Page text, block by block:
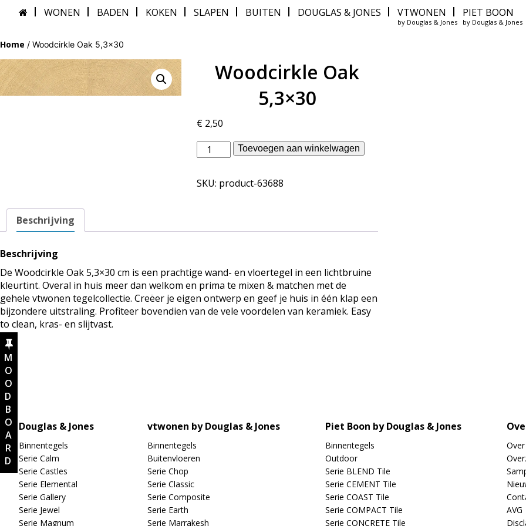
WONEN BADEN KOKEN SLAPEN BUITEN DOUGLAS & JONES VTWONEN
by Douglas & Jones
PIET BOON
by Douglas & Jones
Home / Woodcirkle Oak 5,3×30
Woodcirkle Oak
5,3×30
€2,50
vtwonen
binnentegels
Woodcirkle
Toevoegen aan winkelwagen
SKU: product-63688
Beschrijving
Beschrijving
De Woodcirkle Oak 5,3×30 cm is een prachtige wand- en vloertegel in een lichtbruine
kleurtint. Overal in huis meer dan welkom en prima te mixen & matchen met de
gehele vtwonen tegelcollectie. Creëer je eigen ontwerp en geef je huis in één klap een
bijzondere uitstraling. Profiteer bovendien van de vele voordelen van keramiek. Easy
to clean, kras- en slijtvast.
Douglas & Jones
Binnentegels
Serie Calm
Serie Castles
Serie Elemental
Serie Gallery
Serie Jewel
Serie Magnum
vtwonen by Douglas & Jones
Binnentegels
Buitenvloeren
Serie Chop
Serie Classic
Serie Composite
Serie Earth
Serie Marrakesh
Piet Boon by Douglas & Jones
Binnentegels
Outdoor
Serie BLEND Tile
Serie CEMENT Tile
Serie COAST Tile
Serie COMPACT Tile
Serie CONCRETE Tile
AVG
MOODBOARD